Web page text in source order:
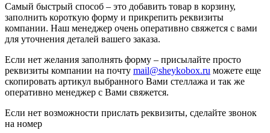
Самый быстрый способ – это добавить товар в корзину,
заполнить короткую форму и прикрепить реквизиты
компании. Наш менеджер очень оперативно свяжется с вами
для уточнения деталей вашего заказа.
Если нет желания заполнять форму – присылайте просто
реквизиты компании на почту mail@sheykobox.ru можете еще
скопировать артикул выбранного Вами стеллажа и так же
оперативно менеджер с Вами свяжется.
Если нет возможности прислать реквизиты, сделайте звонок
на номер